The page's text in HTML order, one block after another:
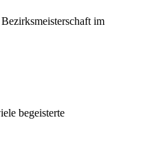
im
begeisterte